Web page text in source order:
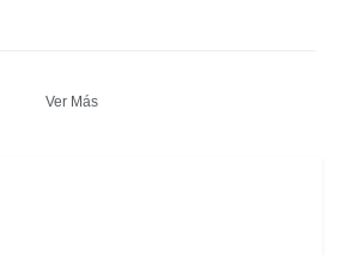
Ver Más